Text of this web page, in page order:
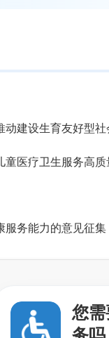
动建设生育友好型社
童医疗卫生服务高质
服务能力的意见征集
您